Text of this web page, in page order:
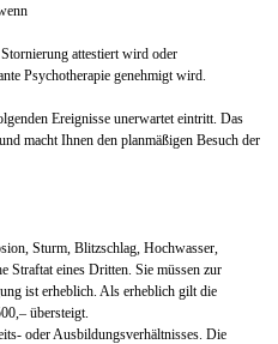
attestiert wird oder
Psychotherapie genehmigt wird.
Ereignisse unerwartet eintritt. Das
macht Ihnen den planmäßigen Besuch der
Sturm, Blitzschlag, Hochwasser,
Straftat eines Dritten. Sie müssen zur
ist erheblich. Als erheblich gilt die
übersteigt.
oder Ausbildungsverhältnisses. Die